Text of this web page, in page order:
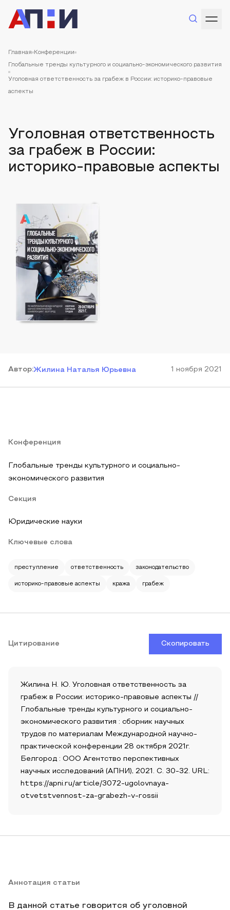
Главная Конференции
Глобальные тренды культурного и социально-экономического развития
Уголовная ответственность за грабеж в России: историко-правовые
аспекты
Уголовная ответственность
за грабеж в России:
историко-правовые аспекты
Автор:Жилина Наталья Юрьевна 1 ноября 2021
Конференция
Глобальные тренды культурного и социально-
экономического развития
Секция
Юридические науки
Ключевые слова
преступление ответственность законодательство
историко-правовые аспекты кража грабеж
Цитирование Скопировать
Жилина Н. Ю. Уголовная ответственность за
грабеж в России: историко-правовые аспекты //
Глобальные тренды культурного и социально-
экономического развития : сборник научных
трудов по материалам Международной научно-
практической конференции 28 октября 2021г.
Белгород : ООО Агентство перспективных
научных исследований (АПНИ), 2021. С. 30-32. URL:
https://apni.ru/article/3072-ugolovnaya-
otvetstvennost-za-grabezh-v-rossii
Аннотация статьи
В данной статье говорится об уголовной